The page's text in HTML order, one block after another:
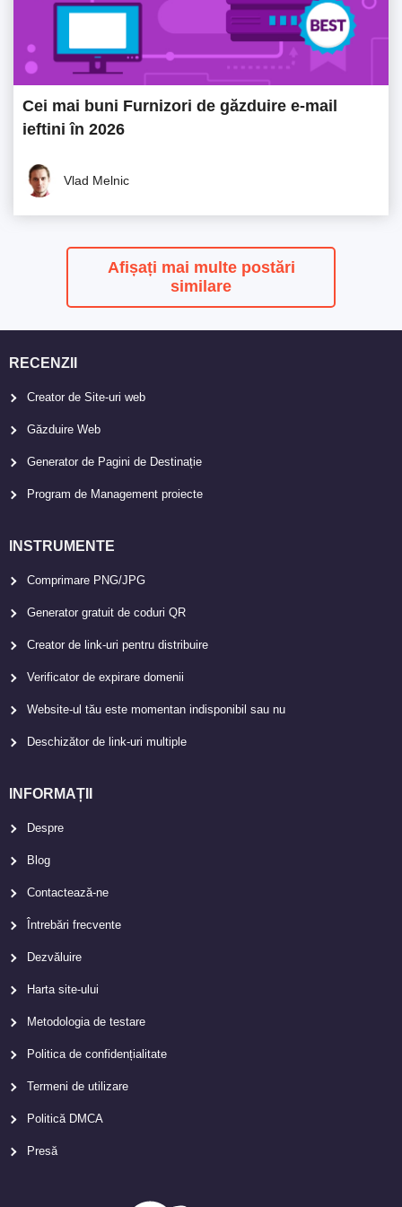
Cei mai buni Furnizori de găzduire e-mail
ieftini în 2026
Vlad Melnic
Afișați mai multe postări
similare
RECENZII
Creator de Site-uri web
Găzduire Web
Generator de Pagini de Destinație
Program de Management proiecte
INSTRUMENTE
Comprimare PNG/JPG
Generator gratuit de coduri QR
Creator de link-uri pentru distribuire
Verificator de expirare domenii
Website-ul tău este momentan indisponibil sau nu
Deschizător de link-uri multiple
INFORMAȚII
Despre
Blog
Contactează-ne
Întrebări frecvente
Dezvăluire
Harta site-ului
Metodologia de testare
Politica de confidențialitate
Termeni de utilizare
Politică DMCA
Presă